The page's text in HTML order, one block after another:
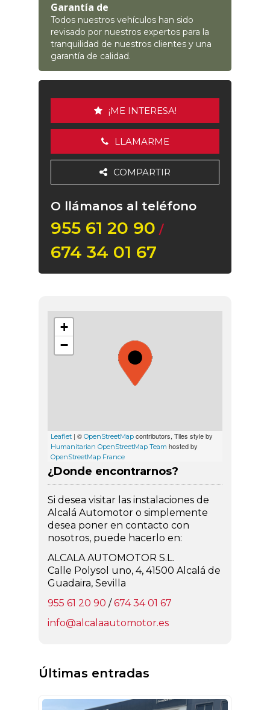
Garantía de
Todos nuestros vehículos han sido
revisado por nuestros expertos para la
tranquilidad de nuestros clientes y una
garantía de calidad.
¡ME INTERESA!
LLAMARME
COMPARTIR
O llámanos al teléfono
955 61 20 90 /
674 34 01 67
+
−
Leaflet | © OpenStreetMap contributors, Tiles style by
Humanitarian OpenStreetMap Team hosted by
OpenStreetMap France
¿Donde encontrarnos?
Si desea visitar las instalaciones de
Alcalá Automotor o simplemente
desea poner en contacto con
nosotros, puede hacerlo en:
ALCALA AUTOMOTOR S.L.
Calle Polysol uno, 4, 41500 Alcalá de
Guadaira, Sevilla
955 61 20 90 /674 34 01 67
info@alcalaautomotor.es
Últimas entradas